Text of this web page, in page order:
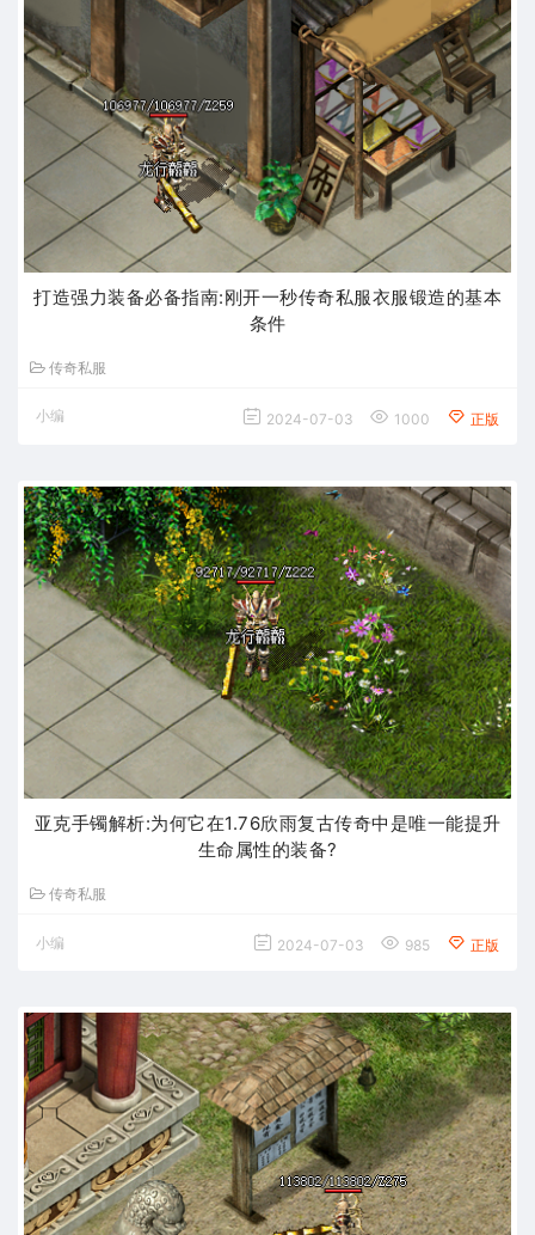
打造强力装备必备指南:刚开一秒传奇私服衣服锻造的基本
条件
传奇私服
小编 2024-07-03 1000 正版
亚克手镯解析:为何它在1.76欣雨复古传奇中是唯一能提升
生命属性的装备?
传奇私服
小编 2024-07-03 985 正版